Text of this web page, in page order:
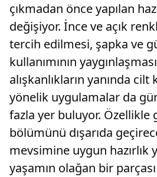
çıkmadan önce yapılan
değişiyor. İnce ve açık
tercih edilmesi, şapka ve
kullanımının
alışkanlıkların yanında cilt
yönelik uygulamalar da
fazla yer buluyor. Özellikle
bölümünü dışarıda
mevsimine uygun hazırlık
yaşamın olağan bir